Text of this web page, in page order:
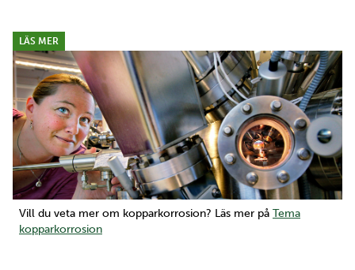
LÄS MER
Öppna större bild
Vill du veta mer om kopparkorrosion? Läs mer på Tema
kopparkorrosion